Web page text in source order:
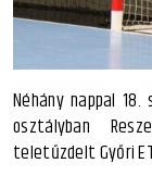
Néhány nappal
osztályban
teletűzdelt Győri